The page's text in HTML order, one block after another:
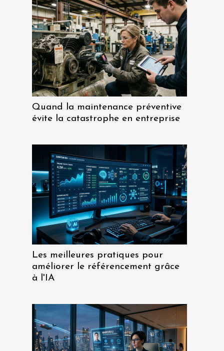
Quand la maintenance préventive
évite la catastrophe en entreprise
Les meilleures pratiques pour
améliorer le référencement grâce
à l'IA